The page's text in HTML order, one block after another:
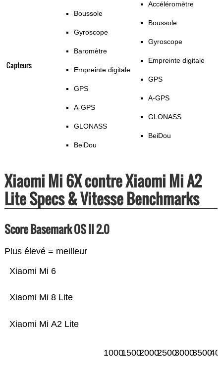
Capteurs
Boussole
Gyroscope
Baromètre
Empreinte digitale
GPS
A-GPS
GLONASS
BeiDou
Accéléromètre
Boussole
Gyroscope
Empreinte digitale
GPS
A-GPS
GLONASS
BeiDou
Xiaomi Mi 6X contre Xiaomi Mi A2
Lite Specs & Vitesse Benchmarks
Score Basemark OS II 2.0
Plus élevé = meilleur
Xiaomi Mi A2 Lite
Xiaomi Mi 8 Lite
Xiaomi Mi 6
100015002000250030003500